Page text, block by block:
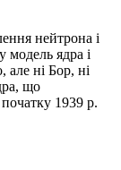
нейтрона і
модель ядра і
але ні Бор, ні
що
1939 р.